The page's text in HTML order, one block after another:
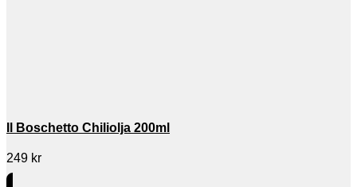
Il Boschetto Chiliolja 200ml
249 kr